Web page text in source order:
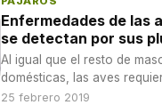
Enfermedades de las
se detectan por sus
Al igual que el resto de
domésticas, las aves
cuidados específicos sobre
25 febrero 2019